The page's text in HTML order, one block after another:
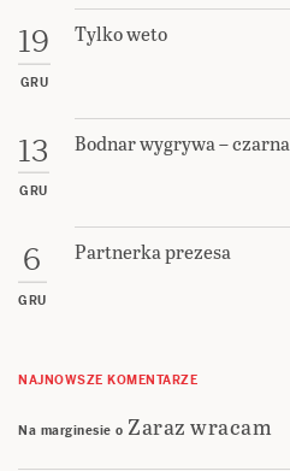
19
GRU
Tylko weto
13
GRU
Bodnar wygrywa –
6
GRU
Partnerka prezesa
NAJNOWSZE KOMENTARZE
Na marginesie o Zaraz wracam